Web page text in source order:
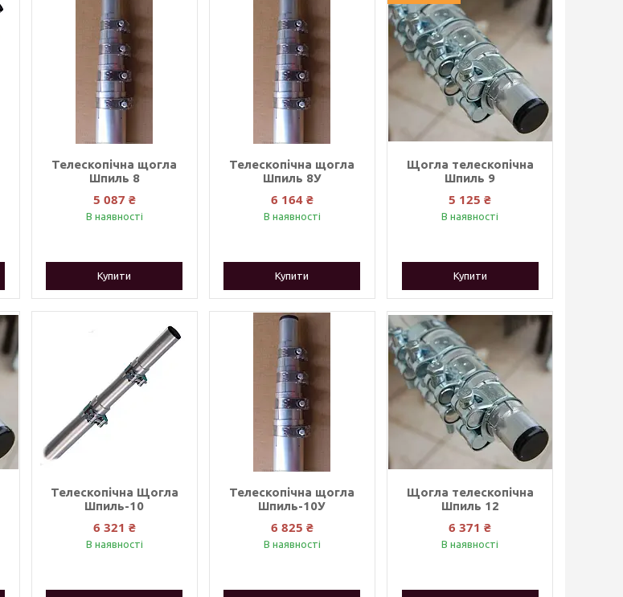
Телескопічна щогла
Шпиль 8
5 087 ₴
В наявності
Купити
Телескопічна щогла
Шпиль 8У
6 164 ₴
В наявності
Купити
Щогла телескопічна
Шпиль 9
5 125 ₴
В наявності
Купити
Телескопічна Щогла
Шпиль-10
6 321 ₴
В наявності
Телескопічна щогла
Шпиль-10У
6 825 ₴
В наявності
Щогла телескопічна
Шпиль 12
6 371 ₴
В наявності